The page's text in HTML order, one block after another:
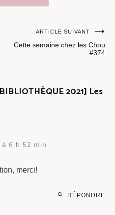
ARTICLE SUIVANT
Cette semaine chez les Chou
#374
2021] Les
6 h 52 min
merci!
RÉPONDRE